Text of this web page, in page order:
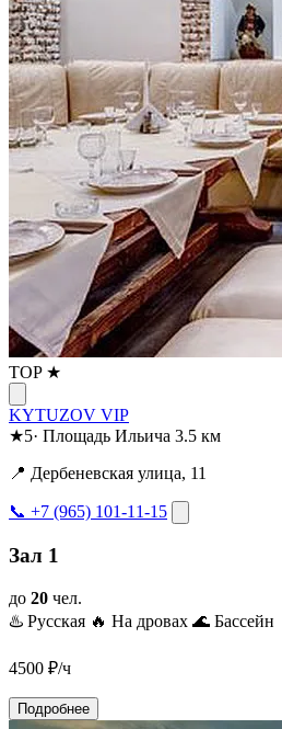
TOP ★
KYTUZOV VIP
★5· Площадь Ильича 3.5 км
📍 Дербеневская улица, 11
📞 +7 (965) 101-11-15
Зал 1
до 20 чел.
♨️ Русская 🔥 На дровах 🌊 Бассейн
4500 ₽/ч
Подробнее